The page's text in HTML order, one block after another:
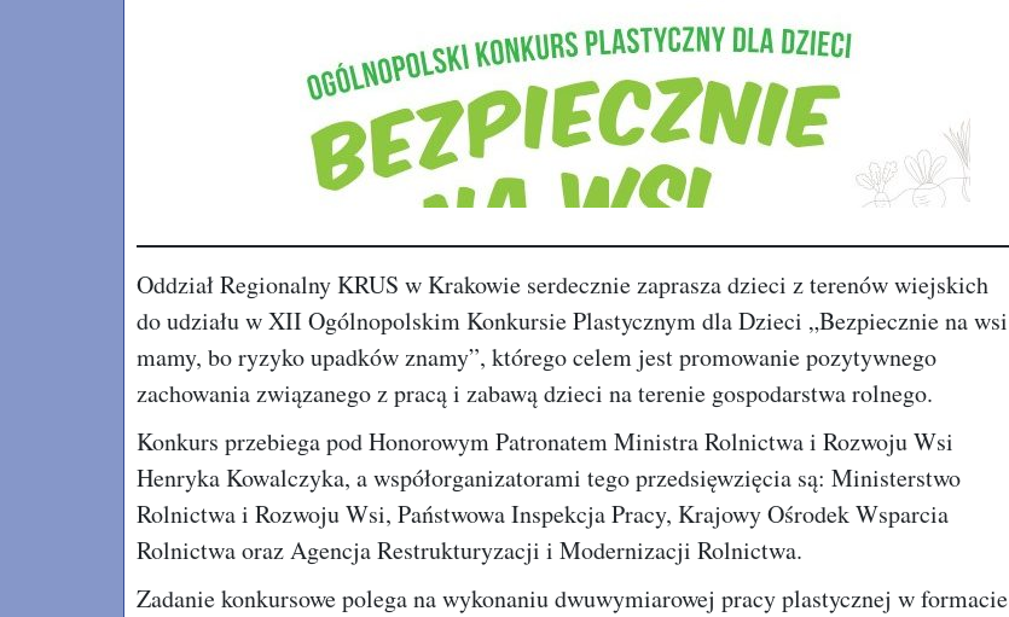
Oddział Regionalny KRUS w Krakowie serdecznie zaprasza dzieci z terenów wiejskich
do udziału w XII Ogólnopolskim Konkursie Plastycznym dla Dzieci „Bezpiecznie na wsi
mamy, bo ryzyko upadków znamy”, którego celem jest promowanie pozytywnego
zachowania związanego z pracą i zabawą dzieci na terenie gospodarstwa rolnego.
Konkurs przebiega pod Honorowym Patronatem Ministra Rolnictwa i Rozwoju Wsi
Henryka Kowalczyka, a współorganizatorami tego przedsięwzięcia są: Ministerstwo
Rolnictwa i Rozwoju Wsi, Państwowa Inspekcja Pracy, Krajowy Ośrodek Wsparcia
Rolnictwa oraz Agencja Restrukturyzacji i Modernizacji Rolnictwa.
Zadanie konkursowe polega na wykonaniu dwuwymiarowej pracy plastycznej w formacie